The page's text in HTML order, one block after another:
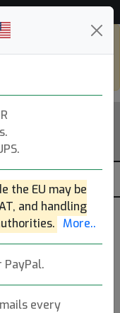
the EU may be
and handling
More..
PayPal.
every
Next